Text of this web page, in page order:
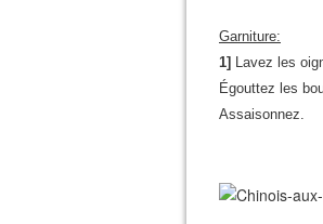
Garniture:
1] Lavez les
Égouttez les
Assaisonnez.